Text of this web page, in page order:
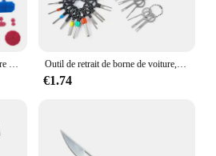
Extracteur de bosses sans peinture professionnel pour voiture, débosseleur de carrosserie, kit de réparation de ventouse, kits d'outils de débosselage automatique, ateliers de voiture Outil de retrait de borne de voiture, connecteur de prise de fil, extracteur, goupille de dégagement, kit flacon, outil de réparation, 3 pièces, 18 pièces, 36 pièces, 41 pièces
€1.74